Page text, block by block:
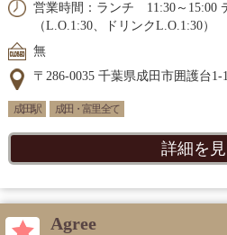
営業時間：ランチ 11:30～15:00
（L.O.1:30、ドリンクL.O.1:30）
無
〒286-0035 千葉県成田市囲護台1-
成田駅 成田・富里 全て
詳細を
Agree